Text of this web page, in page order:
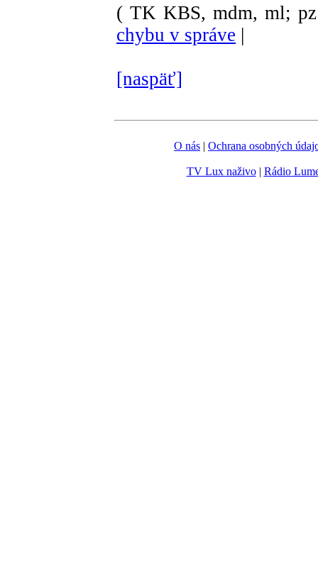
( TK KBS, mdm, ml;
chybu v správe |
[naspäť]
O nás | Ochrana osobných
TV Lux naživo| Rádio